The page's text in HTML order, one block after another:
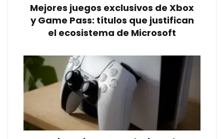
Mejores juegos exclusivos de Xbox
y Game Pass: títulos que justifican
el ecosistema de Microsoft